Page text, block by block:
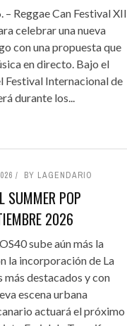
– Reggae Can Festival XII
celebrar una nueva
con una propuesta que
en directo. Bajo el
Festival Internacional de
durante los...
BY LAGENDARIO
SUMMER POP
2026
sube aún más la
la incorporación de La
más destacados y con
escena urbana
actuará el próximo